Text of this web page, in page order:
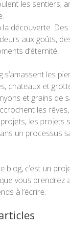
les sentiers,
découverte.
aux goûts,
d’éternité.
s’amassent les
chateaux et
et grains de
les
les projets
un processus
blog, c’est un
vous prendrez
à l’écrire.